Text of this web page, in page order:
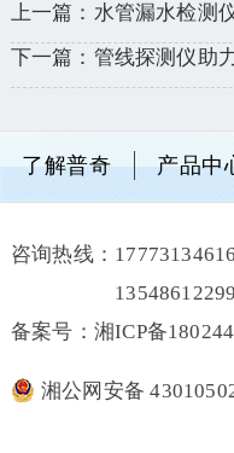
上一篇：水管漏水检测
下一篇：管线探测仪助
了解普奇 产品中
咨询热线： 17773134616
13548612299
备案号：湘ICP备
湘公网安备